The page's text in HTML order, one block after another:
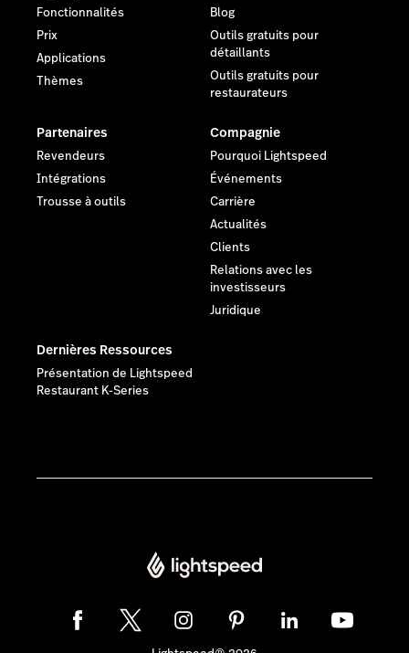
Fonctionnalités
Prix
Applications
Thèmes
Blog
Outils gratuits pour
détaillants
Outils gratuits pour
restaurateurs
Partenaires
Revendeurs
Intégrations
Trousse à outils
Compagnie
Pourquoi Lightspeed
Événements
Carrière
Actualités
Clients
Relations avec les
investisseurs
Juridique
Dernières Ressources
Présentation de Lightspeed
Restaurant K-Series